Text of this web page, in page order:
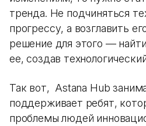
тренда. Не подчиняться
прогрессу, а возглавить
решение для этого —
ее, создав
Так вот, Astana Hub
поддерживает ребят,
проблемы людей